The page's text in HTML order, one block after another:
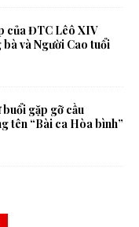
của ĐTC Lêô XIV
và Người Cao tuổi
gặp gỡ cầu
tên “Bài ca Hòa bình”